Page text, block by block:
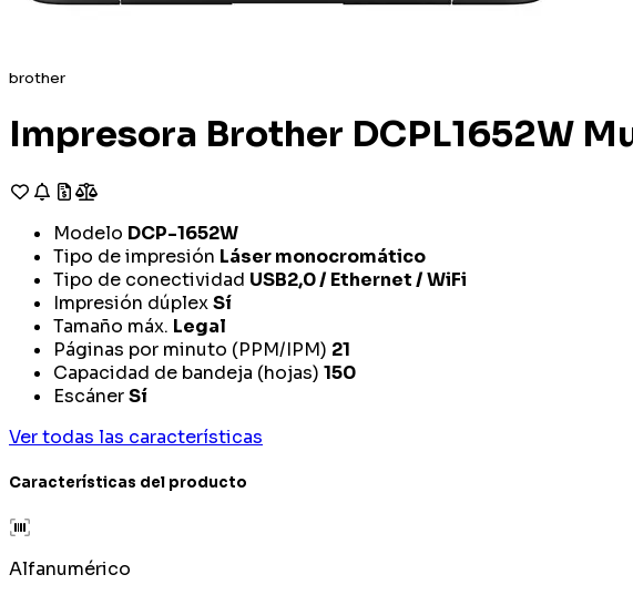
brother
Impresora Brother DCPL1652W
Modelo DCP-1652W
Tipo de impresión Láser monocromático
Tipo de conectividad USB2,0 / Ethernet / WiFi
Impresión dúplexSí
Tamaño máx. Legal
Páginas por minuto (PPM/IPM) 21
Capacidad de bandeja (hojas) 150
EscánerSí
Ver todas las características
Características del producto
Alfanumérico